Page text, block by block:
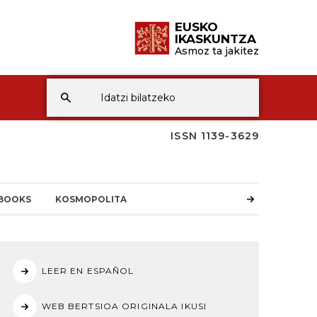
EUSKO
IKASKUNTZA
Asmoz ta jakitez
ISSN 1139-3629
KOSMOPOLITA
LEER EN ESPAÑOL
WEB BERTSIOA ORIGINALA IKUSI